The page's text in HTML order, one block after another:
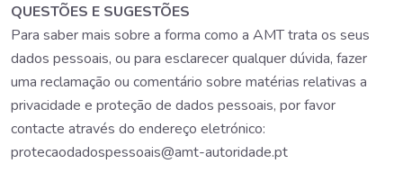
QUESTÕES E SUGESTÕES
Para saber mais sobre a forma como a AMT trata os seus
dados pessoais, ou para esclarecer qualquer dúvida, fazer
uma reclamação ou comentário sobre matérias relativas a
privacidade e proteção de dados pessoais, por favor
contacte através do endereço eletrónico:
protecaodadospessoais@amt-autoridade.pt